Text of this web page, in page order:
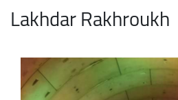
Lakhdar Rakhroukh